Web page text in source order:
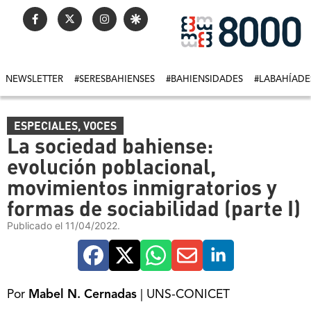
NEWSLETTER #SERESBAHIENSES #BAHIENSIDADES
ESPECIALES,VOCES
La sociedad bahiense:
evolución poblacional,
movimientos inmigratorios y
formas de sociabilidad (parte I)
Publicado el 11/04/2022.
Por Mabel N. Cernadas | UNS-CONICET